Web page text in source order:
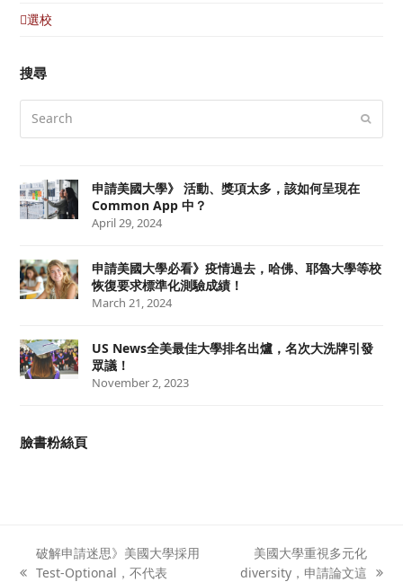
選校
搜尋
Submit
申請美國大學》 活動、獎項太多，該如何呈現在
Common App 中？
April 29, 2024
申請美國大學必看》疫情過去，哈佛、耶魯大學等校
恢復要求標準化測驗成績！
March 21, 2024
US News全美最佳大學排名出爐，名次大洗牌引發
眾議！
November 2, 2023
臉書粉絲頁
破解申請迷思》美國大學採用
Test-Optional，不代表
美國大學重視多元化
diversity，申請論文這